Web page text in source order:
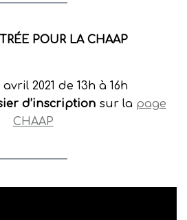
POUR LA CHAAP
2021 de 13h à 16h
d’inscriptionsur la page
CHAAP